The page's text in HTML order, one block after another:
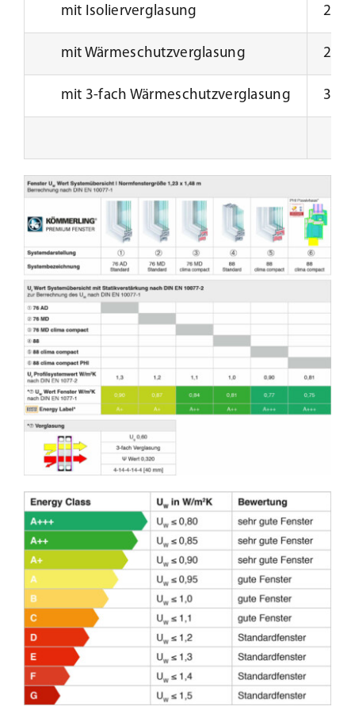
mit Isolierverglasung 2,4
mit Wärmeschutzverglasung 2,4
mit 3-fach Wärmeschutzverglasung 3,6